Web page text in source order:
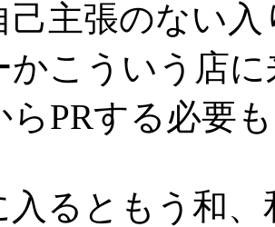
己主張のない入
かこういう店
らPRする必要
入るともう和